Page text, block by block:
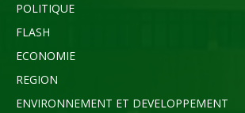
POLITIQUE
FLASH
ECONOMIE
REGION
ENVIRONNEMENT ET DEVELOPPEMENT